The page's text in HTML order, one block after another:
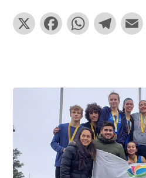
X
F
o
o
k
W
A
p
p
T
el
a
m